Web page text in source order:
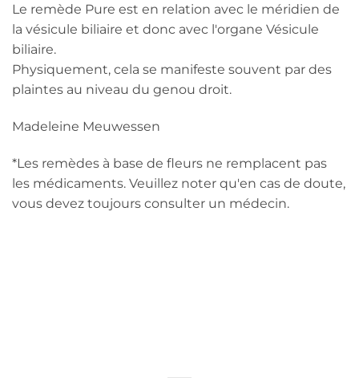
Le remède Pure est en relation avec le méridien de
la vésicule biliaire et donc avec l'organe Vésicule
biliaire.
Physiquement, cela se manifeste souvent par des
plaintes au niveau du genou droit.
Madeleine Meuwessen
*Les remèdes à base de fleurs ne remplacent pas
les médicaments. Veuillez noter qu'en cas de doute,
vous devez toujours consulter un médecin.